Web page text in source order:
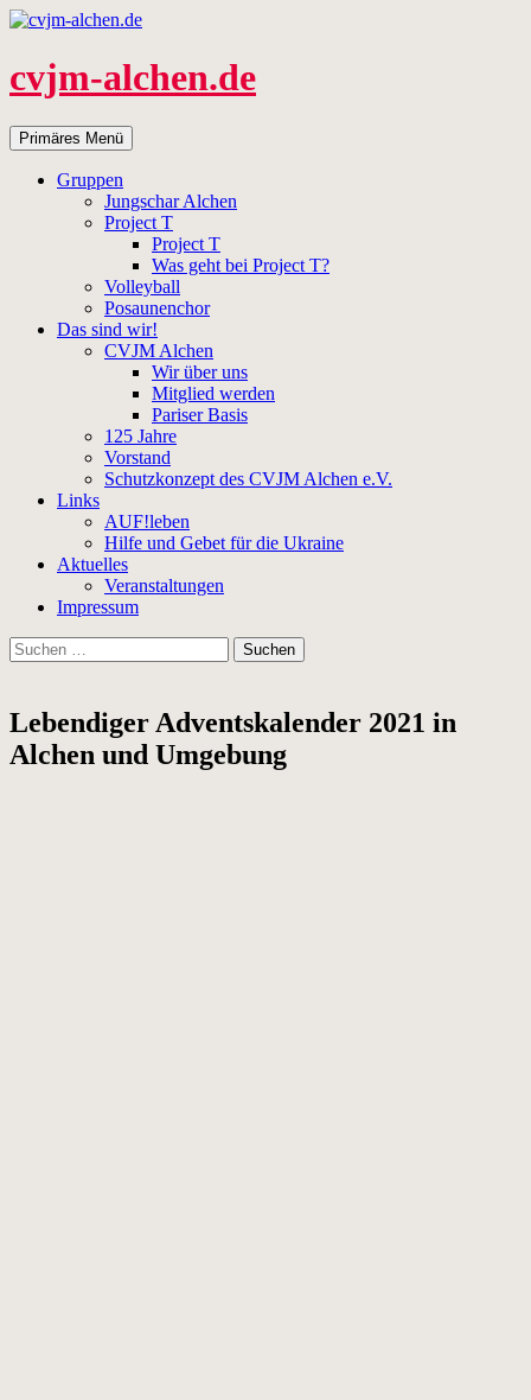
Zum
springen
cvjm-alchen.de
Suchen
Primäres Menü
Gruppen
Jungschar Alchen
Project T
Project T
Was geht bei Project T?
Volleyball
Posaunenchor
Das sind wir!
CVJM Alchen
Wir über uns
Mitglied werden
Pariser Basis
125 Jahre
Vorstand
Schutzkonzept des CVJM Alchen e.V.
Links
AUF!leben
Hilfe und Gebet für die Ukraine
Aktuelles
Veranstaltungen
Impressum
Suchen
nach:
Lebendiger Adventskalender 2021 in
Alchen und Umgebung